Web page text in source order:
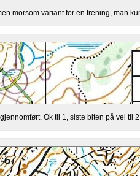
morsom variant for en trening, man
Ok til 1, siste biten på vei til